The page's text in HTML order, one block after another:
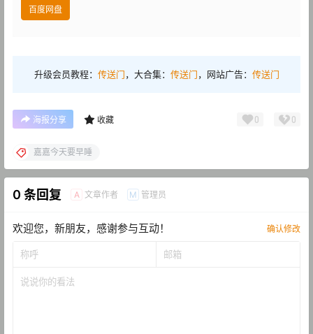
百度网盘
升级会员教程： 传送门，大合集： 传送门，网站广告： 传送门
海报分享 收藏 0 0
嘉嘉今天要早睡
0 条回复 A 文章作者 M 管理员
欢迎您，新朋友，感谢参与互动！ 确认修改